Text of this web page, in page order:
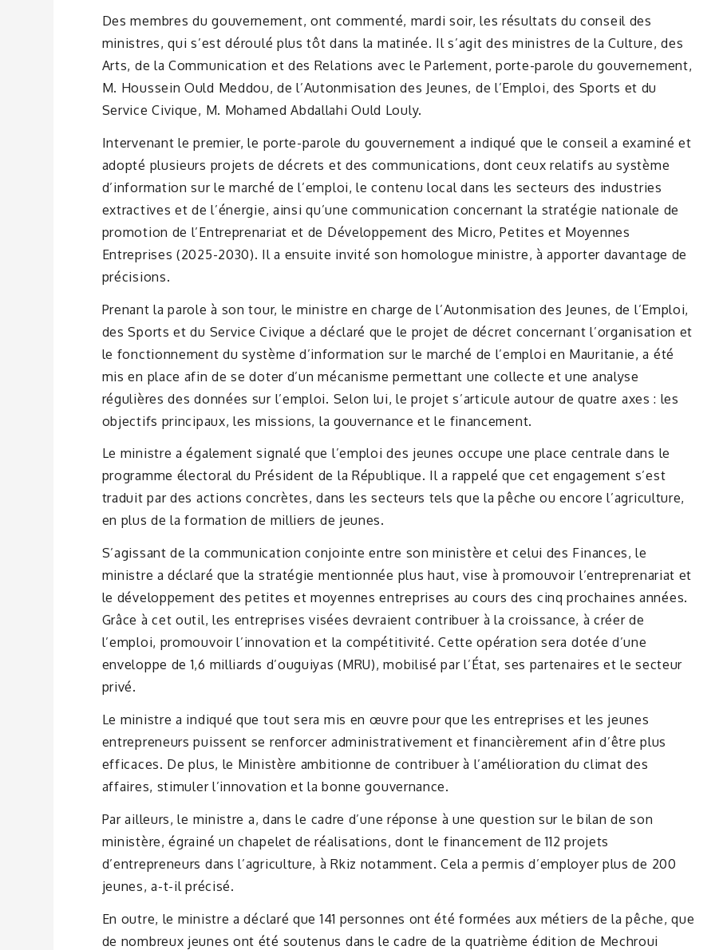
Des membres du gouvernement, ont commenté, mardi soir, les résultats du conseil des
ministres, qui s’est déroulé plus tôt dans la matinée. Il s’agit des ministres de la Culture, des
Arts, de la Communication et des Relations avec le Parlement, porte-parole du gouvernement,
M. Houssein Ould Meddou, de l’Autonmisation des Jeunes, de l’Emploi, des Sports et du
Service Civique, M. Mohamed Abdallahi Ould Louly.
Intervenant le premier, le porte-parole du gouvernement a indiqué que le conseil a examiné et
adopté plusieurs projets de décrets et des communications, dont ceux relatifs au système
d’information sur le marché de l’emploi, le contenu local dans les secteurs des industries
extractives et de l’énergie, ainsi qu’une communication concernant la stratégie nationale de
promotion de l’Entreprenariat et de Développement des Micro, Petites et Moyennes
Entreprises (2025-2030). Il a ensuite invité son homologue ministre, à apporter davantage de
précisions.
Prenant la parole à son tour, le ministre en charge de l’Autonmisation des Jeunes, de l’Emploi,
des Sports et du Service Civique a déclaré que le projet de décret concernant l’organisation et
le fonctionnement du système d’information sur le marché de l’emploi en Mauritanie, a été
mis en place afin de se doter d’un mécanisme permettant une collecte et une analyse
régulières des données sur l’emploi. Selon lui, le projet s’articule autour de quatre axes : les
objectifs principaux, les missions, la gouvernance et le financement.
Le ministre a également signalé que l’emploi des jeunes occupe une place centrale dans le
programme électoral du Président de la République. Il a rappelé que cet engagement s’est
traduit par des actions concrètes, dans les secteurs tels que la pêche ou encore l’agriculture,
en plus de la formation de milliers de jeunes.
S’agissant de la communication conjointe entre son ministère et celui des Finances, le
ministre a déclaré que la stratégie mentionnée plus haut, vise à promouvoir l’entreprenariat et
le développement des petites et moyennes entreprises au cours des cinq prochaines années.
Grâce à cet outil, les entreprises visées devraient contribuer à la croissance, à créer de
l’emploi, promouvoir l’innovation et la compétitivité. Cette opération sera dotée d’une
enveloppe de 1,6 milliards d’ouguiyas (MRU), mobilisé par l’État, ses partenaires et le secteur
privé.
Le ministre a indiqué que tout sera mis en œuvre pour que les entreprises et les jeunes
entrepreneurs puissent se renforcer administrativement et financièrement afin d’être plus
efficaces. De plus, le Ministère ambitionne de contribuer à l’amélioration du climat des
affaires, stimuler l’innovation et la bonne gouvernance.
Par ailleurs, le ministre a, dans le cadre d’une réponse à une question sur le bilan de son
ministère, égrainé un chapelet de réalisations, dont le financement de 112 projets
d’entrepreneurs dans l’agriculture, à Rkiz notamment. Cela a permis d’employer plus de 200
jeunes, a-t-il précisé.
En outre, le ministre a déclaré que 141 personnes ont été formées aux métiers de la pêche, que
de nombreux jeunes ont été soutenus dans le cadre de la quatrième édition de Mechroui